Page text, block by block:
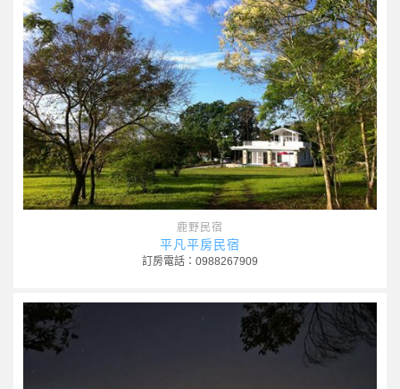
鹿野民宿
平凡平房民宿
訂房電話：0988267909